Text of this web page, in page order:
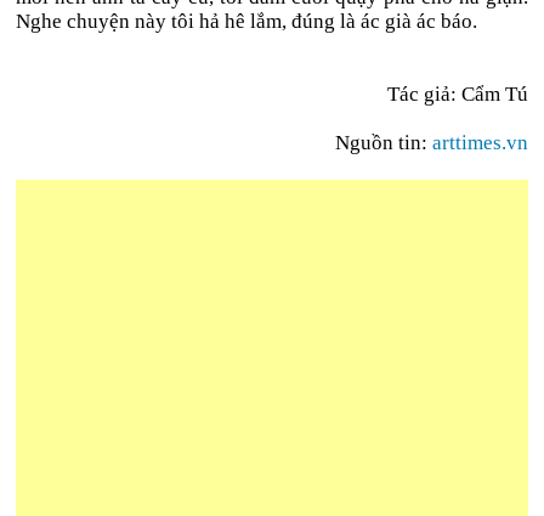
Nghe chuyện này tôi hả hê lắm, đúng là ác già ác báo.
Tác giả: Cẩm Tú
Nguồn tin: arttimes.vn